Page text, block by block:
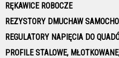
RĘKAWICE ROBOCZE
REZYSTORY DMUCHAW
REGULATORY NAPIĘCIA DO
PROFILE STALOWE,